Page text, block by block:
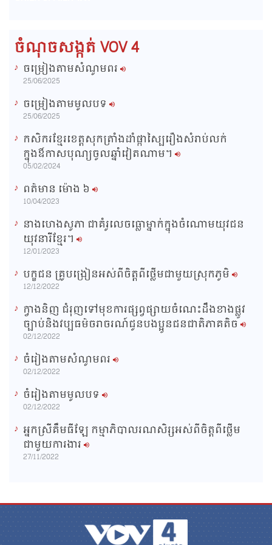
ចំណុចសង្កត់ VOV 4
ចម្រៀងតាមសំណូមពរ
25/06/2025
ចម្រៀងតាមមូលបទ
25/06/2025
កសិករខ្មែរខេត្តសុកត្រាំងដាំផ្កាស្បៃរឿងសំរាប់លក់
ក្នុងឳកាសបុណ្យចូលឆ្នាំវៀតណាម។
05/02/2024
ពត៌មាន ម៉ោង​ ៦
10/04/2023
នាងហេងសូភា ជាគំរូលេចធ្លោម្នាក់ក្នុងចំណោមយុវជន
យុវនារីខ្មែរ។
12/01/2023
បក្ខជន គ្រូបង្រៀនអស់ពីចិត្តពីថ្លើមជាមួយស្រុកភូមិ
12/12/2022
ក្វាងនិញ ជំរុញទៅមុខការផ្សព្វផ្សាយចំណេះដឹងខាងផ្លូវ
ច្បាប់និងវប្បធម៌ចរាចរណ៍ជូនបងប្អូនជនជាតិភាគតិច
02/12/2022
ចំរៀងតាមសំណូមពរ
02/12/2022
ចំរៀងតាមមូលបទ
02/12/2022
អ្នកស្រីគឹមធីឡែ កម្មាភិបាលរណសិរ្សអស់ពីចិត្តពីថ្លើម
ជាមួយការងារ
27/11/2022